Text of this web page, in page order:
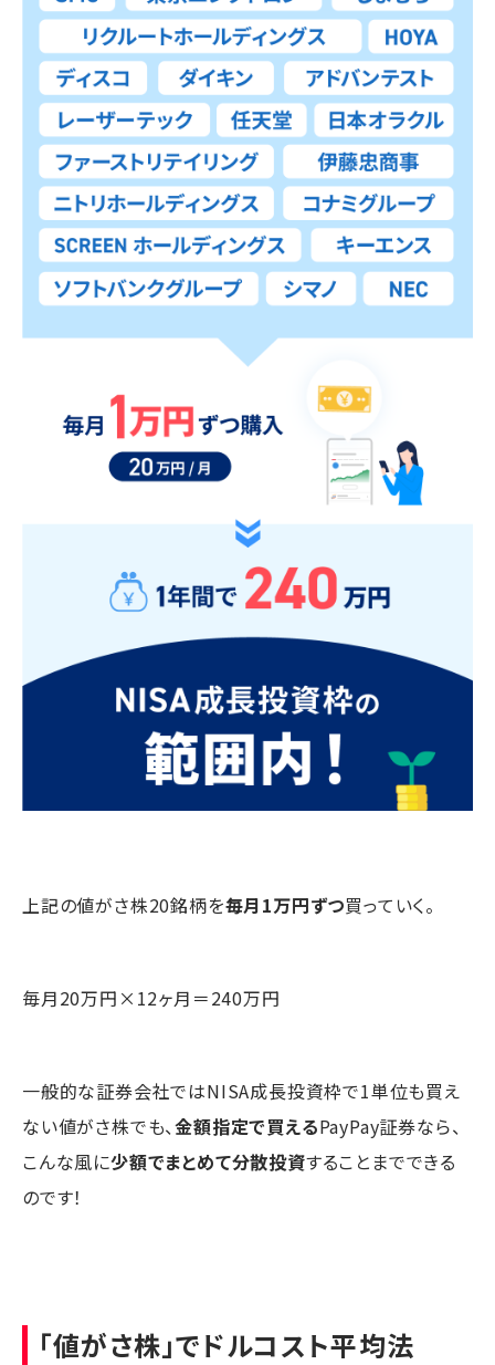
上記の値がさ株20銘柄を毎月1万円ずつ買っていく。
毎月20万円×12ヶ月＝240万円
一般的な証券会社ではNISA成長投資枠で1単位も買え
ない値がさ株でも、金額指定で買えるPayPay証券なら、
こんな風に少額でまとめて分散投資することまでできる
のです！
「値がさ株」でドルコスト平均法